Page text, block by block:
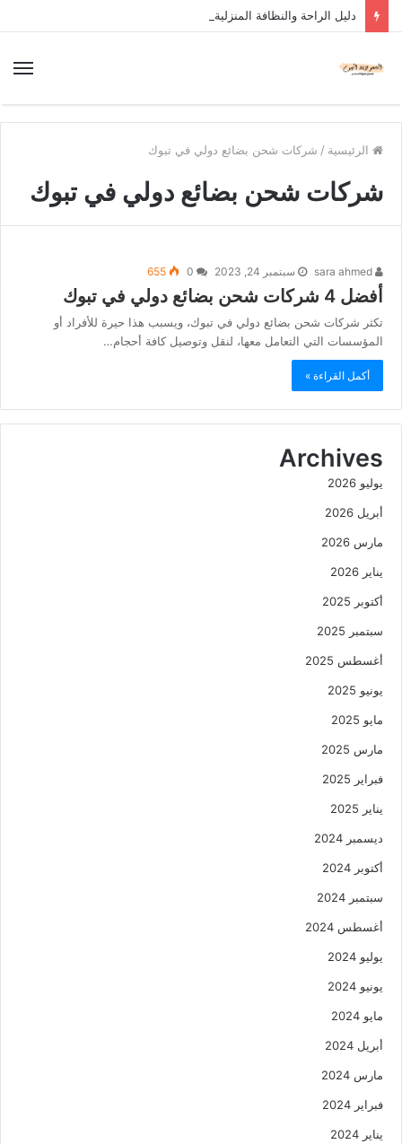
دليل الراحة والنظافة المنزلية
الرئيسية / شركات شحن بضائع دولي في تبوك
شركات شحن بضائع دولي في تبوك
سبتمبر 24, 2023 655
أفضل 4 شركات شحن بضائع دولي في تبوك
تكثر شركات شحن بضائع دولي في تبوك، ويسبب هذا حيرة للأفراد أو
المؤسسات التي التعامل معها، لنقل وتوصيل كافة أحجام…
أكمل القراءة »
Archives
يوليو 2026
أبريل 2026
مارس 2026
يناير 2026
أكتوبر 2025
سبتمبر 2025
أغسطس 2025
يونيو 2025
مايو 2025
مارس 2025
فبراير 2025
يناير 2025
ديسمبر 2024
أكتوبر 2024
سبتمبر 2024
أغسطس 2024
يوليو 2024
يونيو 2024
مايو 2024
أبريل 2024
مارس 2024
فبراير 2024
يناير 2024